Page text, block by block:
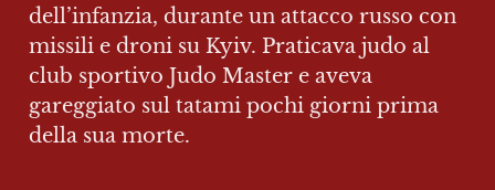
dell’infanzia, durante un attacco russo con
missili e droni su Kyiv. Praticava judo al
club sportivo Judo Master e aveva
gareggiato sul tatami pochi giorni prima
della sua morte.